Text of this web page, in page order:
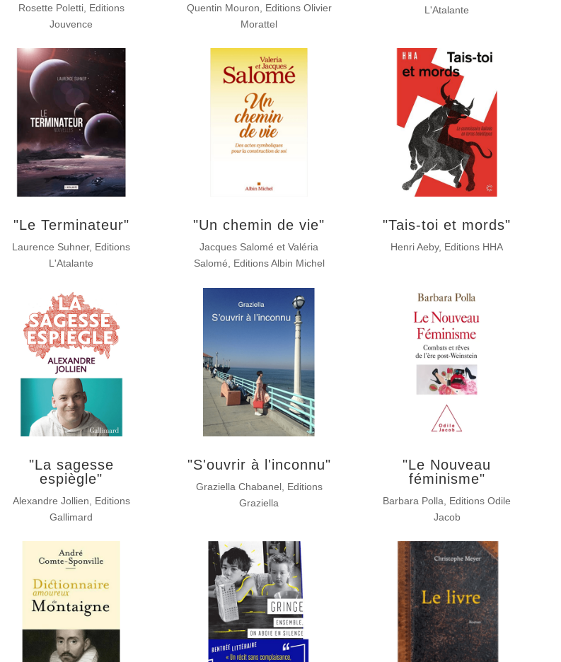
Rosette Poletti, Editions
Jouvence
Quentin Mouron, Editions Olivier
Morattel
L'Atalante
"Le Terminateur"
Laurence Suhner, Editions
L'Atalante
"Un chemin de vie"
Jacques Salomé et Valéria
Salomé, Editions Albin Michel
"Tais-toi et mords"
Henri Aeby, Editions HHA
"La sagesse
espiègle"
Alexandre Jollien, Editions
Gallimard
"S'ouvrir à l'inconnu"
Graziella Chabanel, Editions
Graziella
"Le Nouveau
féminisme"
Barbara Polla, Editions Odile
Jacob